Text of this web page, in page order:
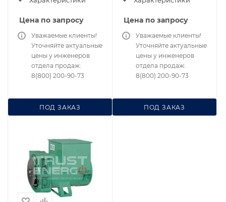
Цена по запросу
ПОД ЗАКАЗ
Уважаемые клиенты!
Уточняйте актуальные
цены у инженеров
отдела продаж:
8(800) 200-90-73
Цена по запросу
ПОД ЗАКАЗ
Уважаемые клиенты!
Уточняйте актуальные
цены у инженеров
отдела продаж:
8(800) 200-90-73